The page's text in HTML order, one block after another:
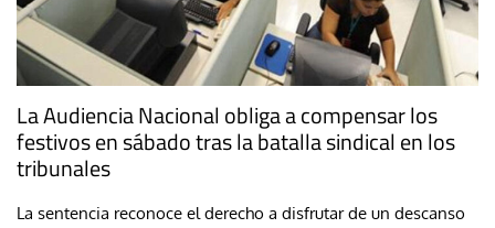
La Audiencia Nacional obliga a compensar los
festivos en sábado tras la batalla sindical en los
tribunales
La sentencia reconoce el derecho a disfrutar de un descanso